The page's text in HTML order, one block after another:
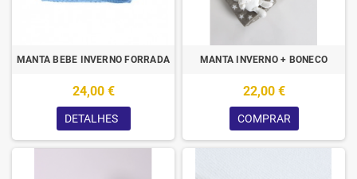
MANTA BEBE INVERNO FORRADA
24,00 €
DETALHES
MANTA INVERNO + BONECO
22,00 €
COMPRAR